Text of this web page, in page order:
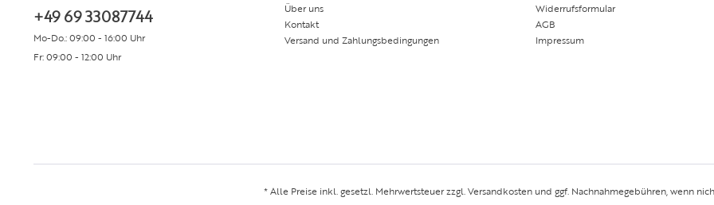
+49 69 33087744
Mo-Do.: 09:00 - 16:00 Uhr
Fr: 09:00 - 12:00 Uhr
Über uns
Kontakt
Versand und Zahlungsbedingungen
Widerrufsformular
AGB
Impressum
* Alle Preise inkl. gesetzl. Mehrwertsteuer zzgl. Versandkosten und ggf. Nachnahmegebühren, wenn